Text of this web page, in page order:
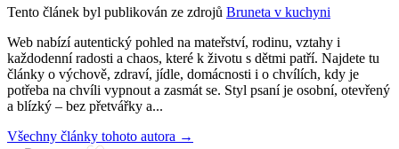
Tento článek byl publikován ze zdrojů Bruneta v kuchyni
Web nabízí autentický pohled na mateřství, rodinu, vztahy i
každodenní radosti a chaos, které k životu s dětmi patří. Najdete tu
články o výchově, zdraví, jídle, domácnosti i o chvílích, kdy je
potřeba na chvíli vypnout a zasmát se. Styl psaní je osobní, otevřený
a blízký – bez přetvářky a...
Všechny články tohoto autora →